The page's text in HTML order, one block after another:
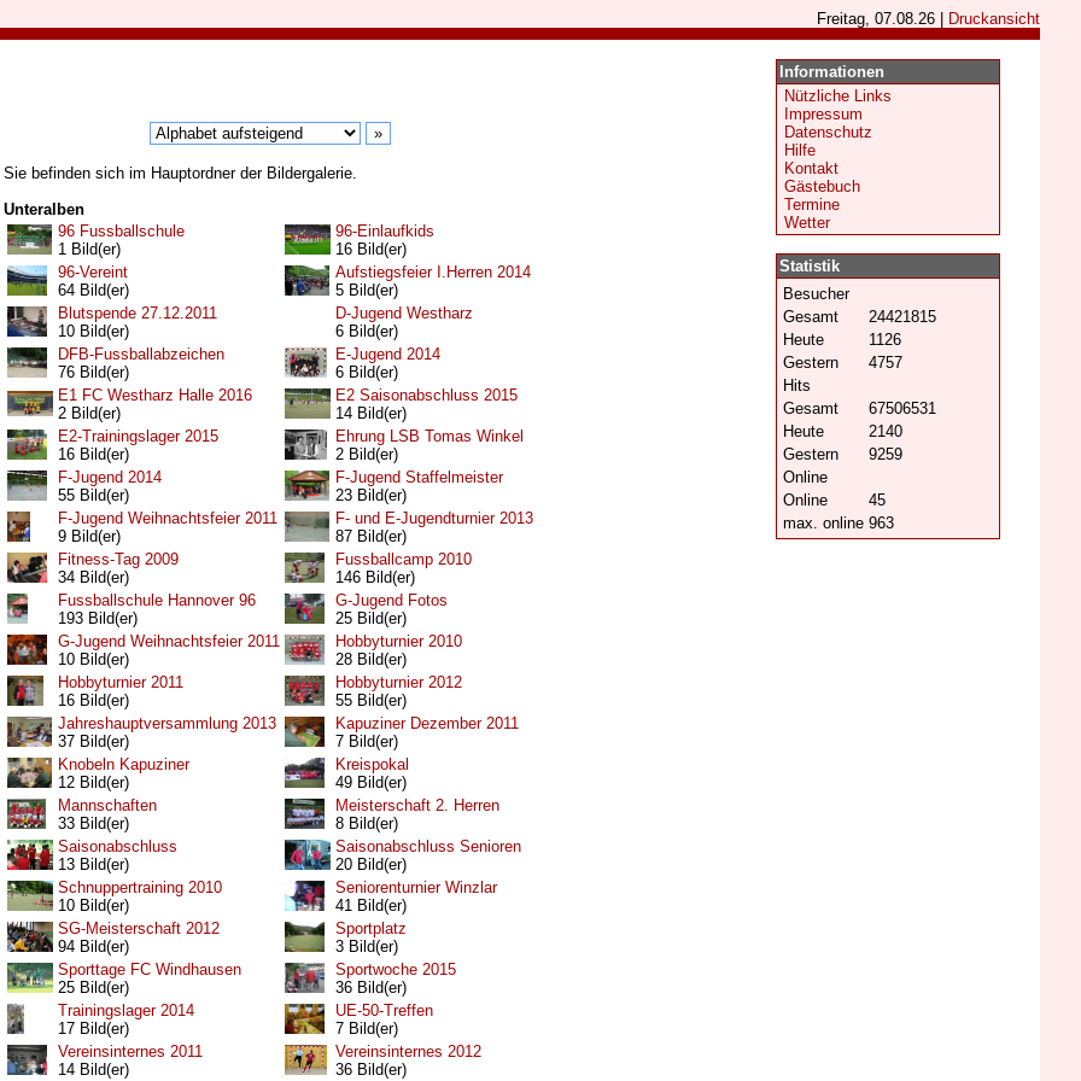
Freitag, 07.08.26 | Druckansicht
Sie befinden sich im Hauptordner der Bildergalerie.
Unteralben
96 Fussballschule
1 Bild(er)
96-Einlaufkids
16 Bild(er)
96-Vereint
64 Bild(er)
Aufstiegsfeier I.Herren 2014
5 Bild(er)
Blutspende 27.12.2011
10 Bild(er)
D-Jugend Westharz
6 Bild(er)
DFB-Fussballabzeichen
76 Bild(er)
E-Jugend 2014
6 Bild(er)
E1 FC Westharz Halle 2016
2 Bild(er)
E2 Saisonabschluss 2015
14 Bild(er)
E2-Trainingslager 2015
16 Bild(er)
Ehrung LSB Tomas Winkel
2 Bild(er)
F-Jugend 2014
55 Bild(er)
F-Jugend Staffelmeister
23 Bild(er)
F-Jugend Weihnachtsfeier 2011
9 Bild(er)
F- und E-Jugendturnier 2013
87 Bild(er)
Fitness-Tag 2009
34 Bild(er)
Fussballcamp 2010
146 Bild(er)
Fussballschule Hannover 96
193 Bild(er)
G-Jugend Fotos
25 Bild(er)
G-Jugend Weihnachtsfeier 2011
10 Bild(er)
Hobbyturnier 2010
28 Bild(er)
Hobbyturnier 2011
16 Bild(er)
Hobbyturnier 2012
55 Bild(er)
Jahreshauptversammlung 2013
37 Bild(er)
Kapuziner Dezember 2011
7 Bild(er)
Knobeln Kapuziner
12 Bild(er)
Kreispokal
49 Bild(er)
Mannschaften
33 Bild(er)
Meisterschaft 2. Herren
8 Bild(er)
Saisonabschluss
13 Bild(er)
Saisonabschluss Senioren
20 Bild(er)
Schnuppertraining 2010
10 Bild(er)
Seniorenturnier Winzlar
41 Bild(er)
SG-Meisterschaft 2012
94 Bild(er)
Sportplatz
3 Bild(er)
Sporttage FC Windhausen
25 Bild(er)
Sportwoche 2015
36 Bild(er)
Trainingslager 2014
17 Bild(er)
UE-50-Treffen
7 Bild(er)
Vereinsinternes 2011
14 Bild(er)
Vereinsinternes 2012
36 Bild(er)
Informationen
Nützliche Links
Impressum
Datenschutz
Hilfe
Kontakt
Gästebuch
Termine
Wetter
Statistik
Besucher
Gesamt
24421815
Heute
1126
Gestern
4757
Hits
Gesamt
67506531
Heute
2140
Gestern
9259
Online
Online
45
max. online 963